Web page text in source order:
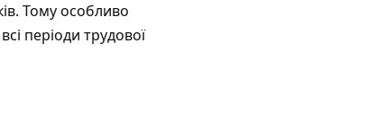
Тому особливо
періоди трудової